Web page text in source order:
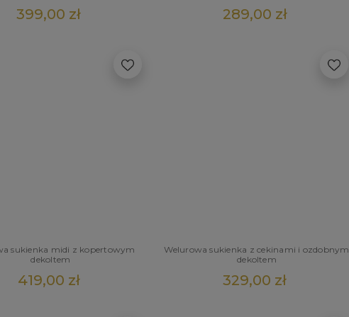
399,00 zł 289,00 zł
sukienka midi z kopertowym
dekoltem
419,00 zł
Welurowa sukienka z cekinami i ozdobnym
dekoltem
329,00 zł